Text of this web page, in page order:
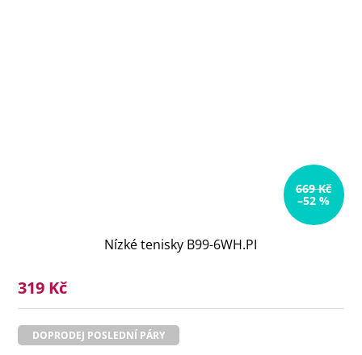
669 Kč
–52 %
Nízké tenisky B99-6WH.PI
319 Kč
DOPRODEJ POSLEDNÍ PÁRY